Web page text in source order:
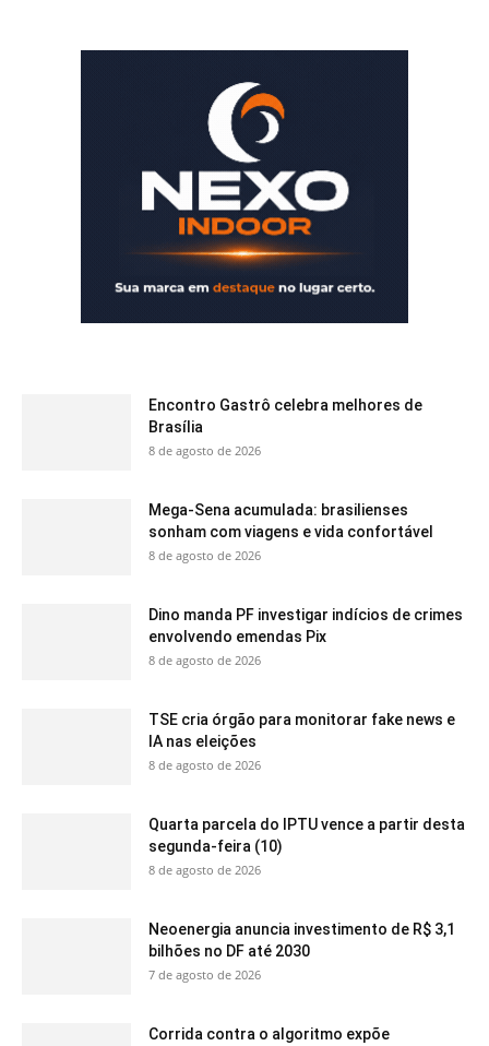
Encontro Gastrô celebra melhores de
Brasília
8 de agosto de 2026
Mega-Sena acumulada: brasilienses
sonham com viagens e vida confortável
8 de agosto de 2026
Dino manda PF investigar indícios de crimes
envolvendo emendas Pix
8 de agosto de 2026
TSE cria órgão para monitorar fake news e
IA nas eleições
8 de agosto de 2026
Quarta parcela do IPTU vence a partir desta
segunda-feira (10)
8 de agosto de 2026
Neoenergia anuncia investimento de R$ 3,1
bilhões no DF até 2030
7 de agosto de 2026
Corrida contra o algoritmo expõe